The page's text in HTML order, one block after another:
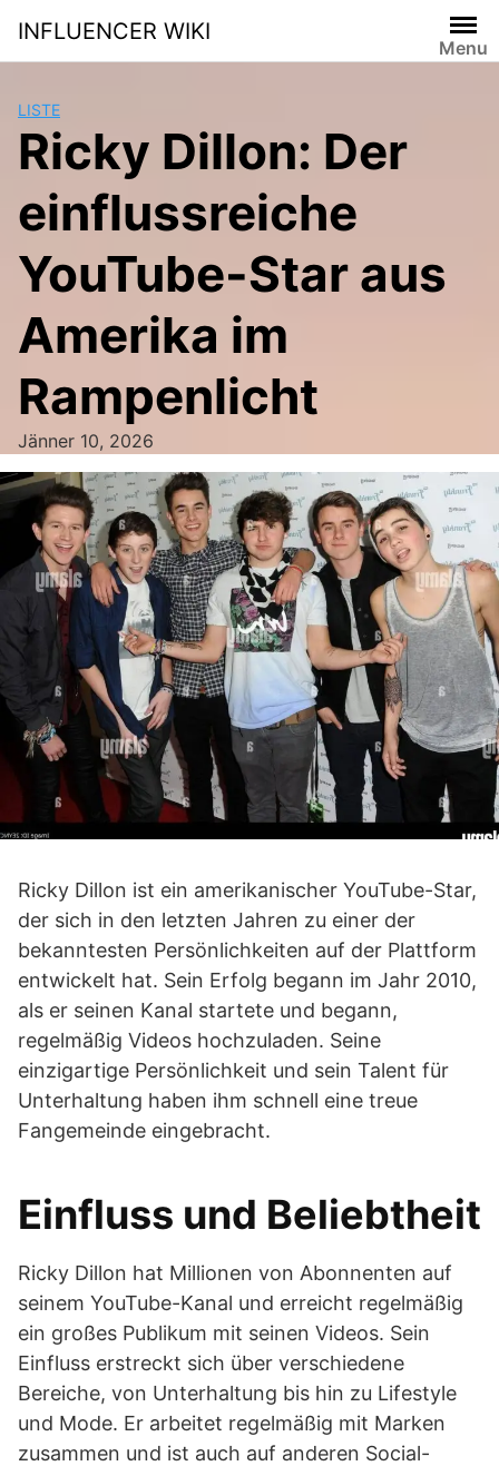
content
INFLUENCER WIKI
Menu
LISTE
Ricky Dillon: Der
einflussreiche
YouTube-Star aus
Amerika im
Rampenlicht
Jänner 10, 2026
Ricky Dillon ist ein amerikanischer YouTube-Star,
der sich in den letzten Jahren zu einer der
bekanntesten Persönlichkeiten auf der Plattform
entwickelt hat. Sein Erfolg begann im Jahr 2010,
als er seinen Kanal startete und begann,
regelmäßig Videos hochzuladen. Seine
einzigartige Persönlichkeit und sein Talent für
Unterhaltung haben ihm schnell eine treue
Fangemeinde eingebracht.
Einfluss und Beliebtheit
Ricky Dillon hat Millionen von Abonnenten auf
seinem YouTube-Kanal und erreicht regelmäßig
ein großes Publikum mit seinen Videos. Sein
Einfluss erstreckt sich über verschiedene
Bereiche, von Unterhaltung bis hin zu Lifestyle
und Mode. Er arbeitet regelmäßig mit Marken
zusammen und ist auch auf anderen Social-